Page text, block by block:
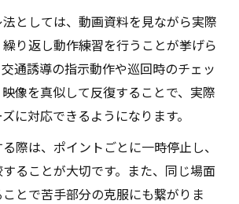
としては、動画資料を見ながら実際
り返し動作練習を行うことが挙げら
通誘導の指示動作や巡回時のチェッ
像を真似して反復することで、実際
に対応できるようになります。
際は、ポイントごとに一時停止し、
ることが大切です。また、同じ場面
とで苦手部分の克服にも繋がりま